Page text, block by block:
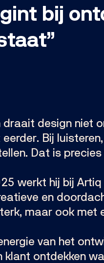
bij
design niet
Bij
Dat is
werkt hij bij
en
maar ook
van het
klant ontdekken